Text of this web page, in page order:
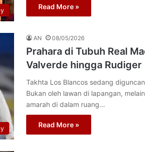
Read More »
AN 08/05/2026
Prahara di Tubuh Real
Valverde hingga Rudiger
Takhta Los Blancos sedang
Bukan oleh lawan di lapangan,
amarah di dalam ruang…
Read More »